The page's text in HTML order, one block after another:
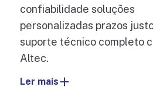
confiabilidade soluções
personalizadas prazos
suporte técnico completo
Altec.
Ler mais